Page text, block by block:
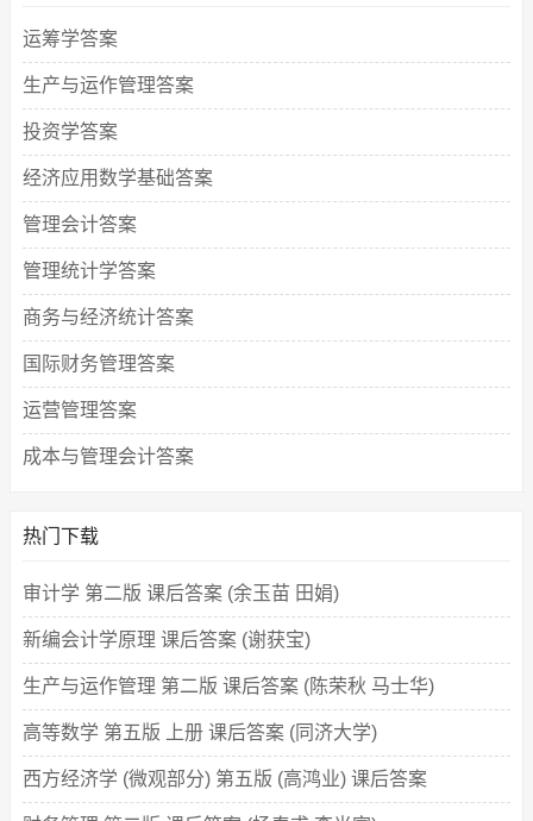
运筹学答案
生产与运作管理答案
投资学答案
经济应用数学基础答案
管理会计答案
管理统计学答案
商务与经济统计答案
国际财务管理答案
运营管理答案
成本与管理会计答案
热门下载
审计学 第二版 课后答案 (余玉苗 田娟)
新编会计学原理 课后答案 (谢获宝)
生产与运作管理 第二版 课后答案 (陈荣秋 马士华)
高等数学 第五版 上册 课后答案 (同济大学)
西方经济学 (微观部分) 第五版 (高鸿业) 课后答案